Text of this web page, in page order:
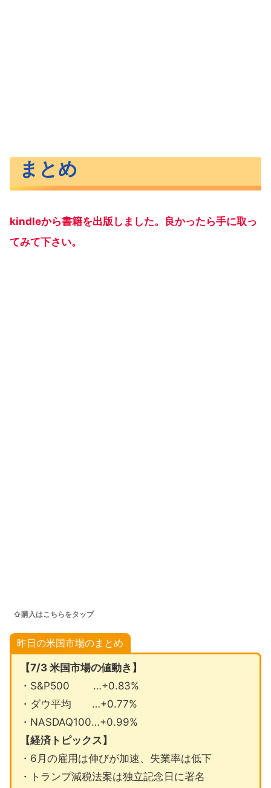
まとめ
kindleから書籍を出版しました。良かったら手に取っ
てみて下さい。
⇧購入はこちらをタップ
昨日の米国市場のまとめ
【7/3 米国市場の値動き】
・S&P500 …+0.83%
・ダウ平均 …+0.77%
・NASDAQ100…+0.99%
【経済トピックス】
・6月の雇用は伸びが加速、失業率は低下
・トランプ減税法案は独立記念日に署名